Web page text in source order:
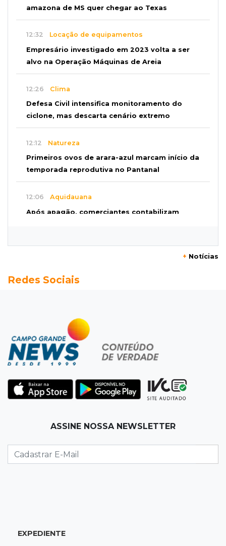
amazona de MS quer chegar ao Texas
12:32 Locação de equipamentos
Empresário investigado em 2023 volta a ser
alvo na Operação Máquinas de Areia
12:26 Clima
Defesa Civil intensifica monitoramento do
ciclone, mas descarta cenário extremo
12:12 Natureza
Primeiros ovos de arara-azul marcam início da
temporada reprodutiva no Pantanal
12:06 Aquidauana
Após apagão, comerciantes contabilizam
ganhar dia oficial em MS
Dupla troca a 'sofrência' por alerta contra a
violência à mulher
11:37 Recomposição de fundo
dívida da prefeitura com previdência
Polícia fecha laboratório clandestino de
Rapaz é executado a tiros após apostar R$ 31
+ Notícias
Redes Sociais
ASSINE NOSSA NEWSLETTER
EXPEDIENTE